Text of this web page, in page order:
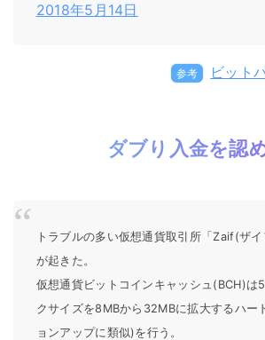
2018年5月14日
参考 ビット
ダブり入金を認
トラブルの多い仮想通貨取引所「Zaif(ザ
が起きた。
仮想通貨ビットコインキャッシュ(BCH)は
クサイズを8MBから32MBに拡大するハー
ョンアップに類似)を行う。